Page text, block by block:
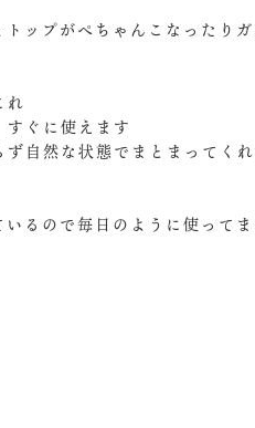
ップがぺちゃんこなったり
れ︎︎
ぐに使えます
自然な状態でまとまってく
るので毎日のように使ってま